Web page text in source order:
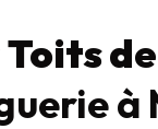
Toits
à